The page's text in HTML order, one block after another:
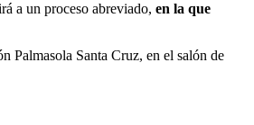
a un proceso abreviado, en la que
Palmasola Santa Cruz, en el salón de